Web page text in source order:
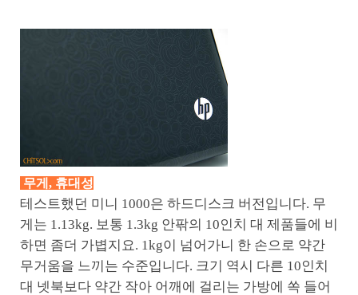
무게, 휴대성
테스트했던 미니 1000은 하드디스크 버전입니다. 무
게는 1.13kg. 보통 1.3kg 안팎의 10인치 대 제품들에 비
하면 좀더 가볍지요. 1kg이 넘어가니 한 손으로 약간
무거움을 느끼는 수준입니다. 크기 역시 다른 10인치
대 넷북보다 약간 작아 어깨에 걸리는 가방에 쏙 들어